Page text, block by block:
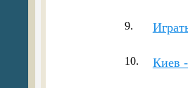
9.
10. Киев